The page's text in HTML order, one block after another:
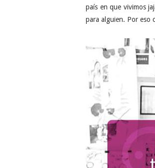
país en que vivimos
para alguien. Por eso